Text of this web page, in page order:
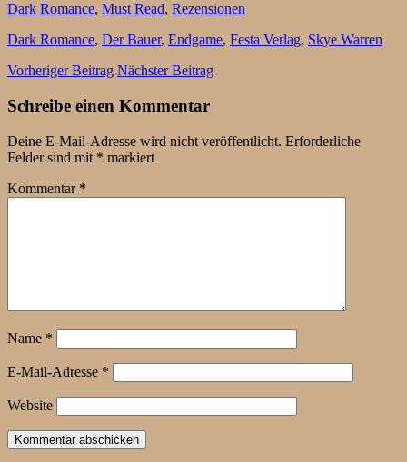
Dark Romance, Must Read, Rezensionen
Dark Romance, Der Bauer, Endgame, Festa Verlag, Skye Warren
Vorheriger Beitrag Nächster Beitrag
Schreibe einen Kommentar
Deine E-Mail-Adresse wird nicht veröffentlicht. Erforderliche
Felder sind mit * markiert
Kommentar *
Name *
E-Mail-Adresse *
Website